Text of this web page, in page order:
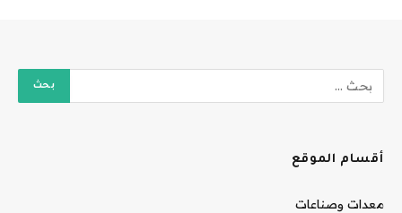
أقسام الموقع
معدات وصناعات